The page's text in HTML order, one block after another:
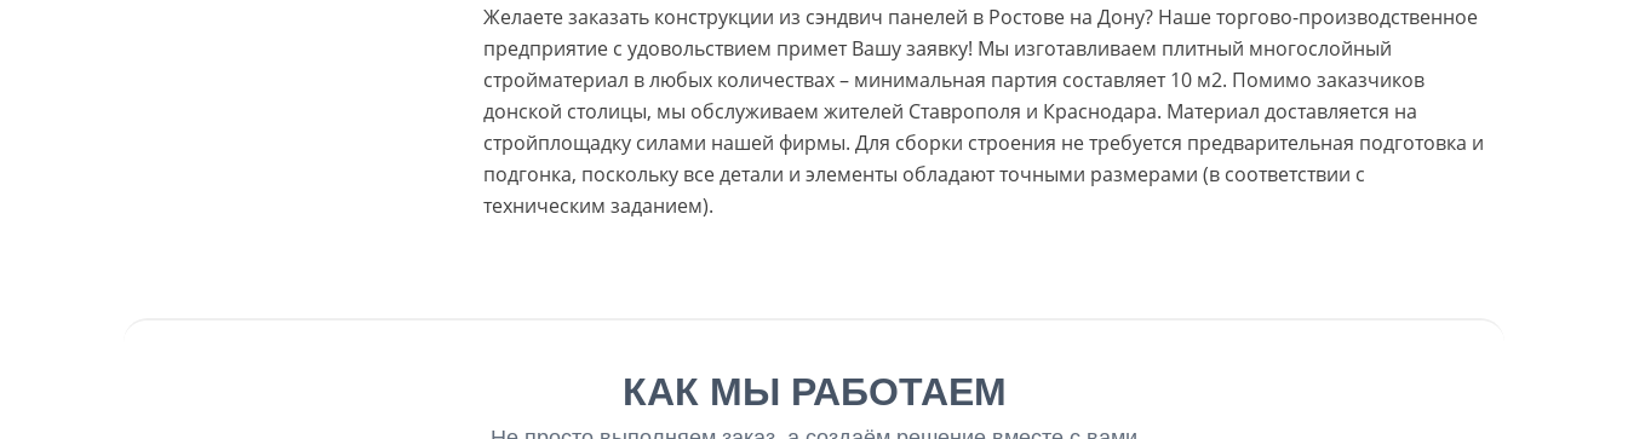
Желаете заказать конструкции из сэндвич панелей в Ростове на Дону? Наше торгово-производственное
предприятие с удовольствием примет Вашу заявку! Мы изготавливаем плитный многослойный
стройматериал в любых количествах – минимальная партия составляет 10 м2. Помимо заказчиков
донской столицы, мы обслуживаем жителей Ставрополя и Краснодара. Материал доставляется на
стройплощадку силами нашей фирмы. Для сборки строения не требуется предварительная подготовка и
подгонка, поскольку все детали и элементы обладают точными размерами (в соответствии с
техническим заданием).
КАК МЫ РАБОТАЕМ